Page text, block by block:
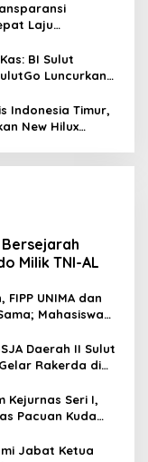
Laju
BI Sulut
Luncurkan
Indonesia Timur,
New Hilux
Milik TNI-AL
UNIMA dan
Mahasiswa
Daerah II Sulut
Rakerda di
Kejurnas Seri I,
Pacuan Kuda
Jabat Ketua